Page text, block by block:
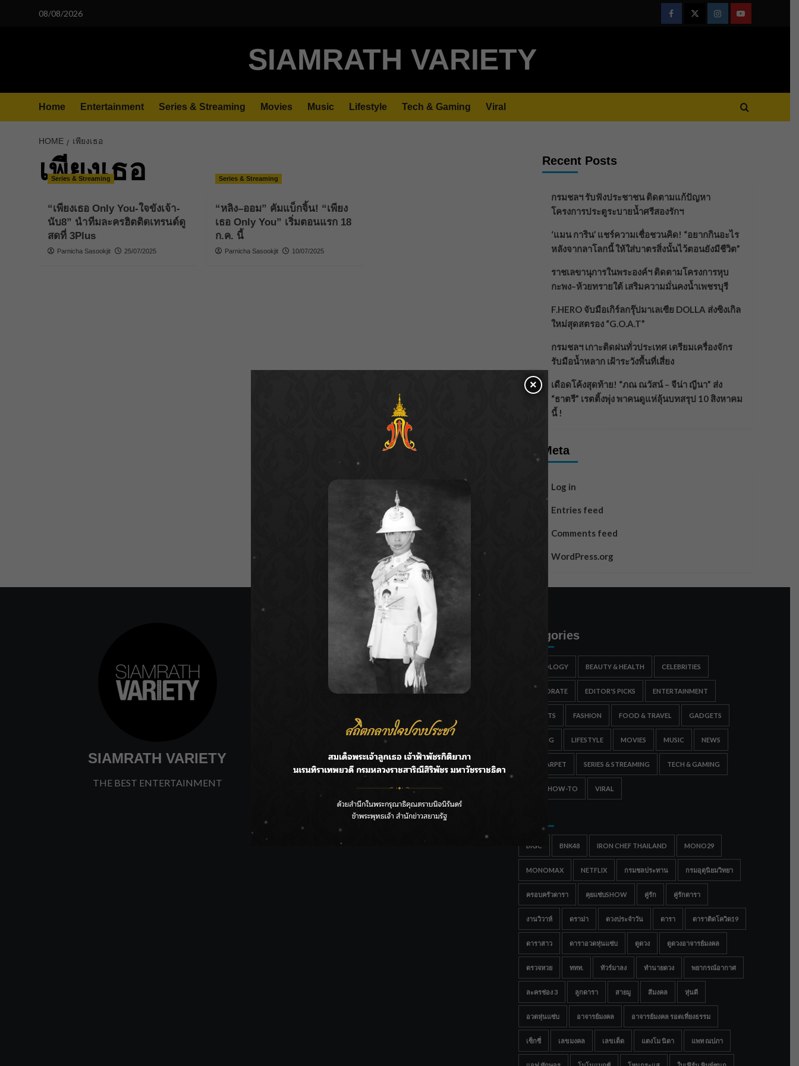
08/08/2026
FacebookTwitterInstagramYoutube
SIAMRATH VARIETY
Home Entertainment Series & Streaming Movies Music Lifestyle Tech & Gaming Viral
HOME เพียงเธอ
เพียงเธอ
Series & Streaming
“เพียงเธอ Only You-ใจขังเจ้า-
นับ8” นำทีมละครฮิตติดเทรนด์ดู
สดที่ 3Plus
Parnicha Sasookjit 25/07/2025
Series & Streaming
“หลิง–ออม” คัมแบ็กจิ้น! “เพียง
เธอ Only You” เริ่มตอนแรก 18
ก.ค. นี้
Parnicha Sasookjit 10/07/2025
Recent Posts
กรมชลฯ รับฟังประชาชน ติดตามแก้ปัญหา
โครงการประตูระบายน้ำศรีสองรักฯ
‘แมน การิน’ แชร์ความเชื่อชวนคิด! “อยากกินอะไร
หลังจากลาโลกนี้ ให้ใส่บาตรสิ่งนั้นไว้ตอนยังมีชีวิต”
ราชเลขานุการในพระองค์ฯ ติดตามโครงการหุบ
กะพง–ห้วยทรายใต้ เสริมความมั่นคงน้ำเพชรบุรี
F.HERO จับมือเกิร์ลกรุ๊ปมาเลเซีย DOLLA ส่งซิงเกิล
ใหม่สุดสตรอง “G.O.A.T”
กรมชลฯ เกาะติดฝนทั่วประเทศ เตรียมเครื่องจักร
รับมือน้ำหลาก เฝ้าระวังพื้นที่เสี่ยง
เดือดโค้งสุดท้าย! “ภณ ณวัสน์ – จีน่า ญีนา” ส่ง
“ธาตรี” เรตติ้งพุ่ง พาคนดูแห่ลุ้นบทสรุป 10 สิงหาคม
นี้ !
Meta
Log in
Entries feed
Comments feed
WordPress.org
SIAMRATH VARIETY
THE BEST ENTERTAINMENT
กรมชลฯ รับฟังประชาชน ติดตามแก้ปัญหาโครงการประตู
ลาโลกนี้ ให้ใส่บาตรสิ่งนั้นไว้ตอนยังมีชีวิต”
ราชเลขานุการในพระองค์ฯ ติดตามโครงการหุบกะพง–ห้วย
ทรายใต้ เสริมความมั่นคงน้ำเพชรบุรี
ตรอง “G.O.A.T”
กรมชลฯ เกาะติดฝนทั่วประเทศ เตรียมเครื่องจักรรับมือน้ำ
Categories
ASTROLOGY BEAUTY & HEALTH CELEBRITIES
CORPORATE EDITOR'S PICKS ENTERTAINMENT
ESPORTS FASHION FOOD & TRAVEL GADGETS
GAMING LIFESTYLE MOVIES MUSIC NEWS
RED CARPET SERIES & STREAMING TECH & GAMING
TIPS & HOW-TO VIRAL
BIGC BNK48 IRON CHEF THAILAND MONO29
MONOMAX NETFLIX กรมชลประทาน กรมอุตุนิยมวิทยา
ครอบครัวดารา คุยแซ่บSHOW คู่รัก คู่รักดารา
งานวิวาห์ ดราม่า ดวงประจำวัน ดารา ดาราติดโควิด19
ดาราสาว ดาราอวดหุ่นแซ่บ ดูดวง ดูดวงอาจารย์มงคล
ตรวจหวย ททท. ทัวร์มาลง ทำนายดวง พยากรณ์อากาศ
ละครช่อง 3 ลูกดารา สายมู สีมงคล หุ่นดี
อวดหุ่นแซ่บ อาจารย์มงคล อาจารย์มงคล รอดเที่ยงธรรม
เซ็กซี่ เลขมงคล เลขเด็ด แตงโม นิดา แพท ณปภา
×